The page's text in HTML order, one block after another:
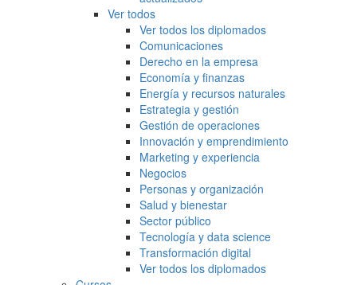
Ver todos
Ver todos los diplomados
Comunicaciones
Derecho en la empresa
Economía y finanzas
Energía y recursos naturales
Estrategia y gestión
Gestión de operaciones
Innovación y emprendimiento
Marketing y experiencia
Negocios
Personas y organización
Salud y bienestar
Sector público
Tecnología y data science
Transformación digital
Ver todos los diplomados